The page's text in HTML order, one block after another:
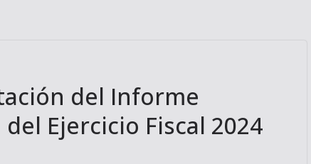
del Informe
Ejercicio Fiscal 2024